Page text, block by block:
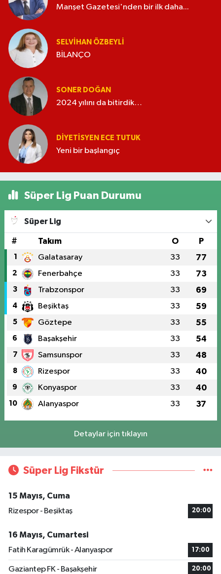
Manşet Gazetesi'nden bir ilk daha...
SELVIHAN ÖZBEYLI
BİLANÇO
SONER DOĞAN
2024 yılını da bitirdik…
DIYETISYEN ECE TUTUK
Yeni bir başlangıç
Süper Lig Puan Durumu
Süper Lig
# Takım O P
1 Galatasaray 33 77
2 Fenerbahçe 33 73
3 Trabzonspor 33 69
4 Beşiktaş 33 59
5 Göztepe 33 55
6 Başakşehir 33 54
7 Samsunspor 33 48
8 Rizespor 33 40
9 Konyaspor 33 40
10 Alanyaspor 33 37
Detaylar için tıklayın
Süper Lig Fikstür
15 Mayıs, Cuma
Rizespor - Beşiktaş
20:00
16 Mayıs, Cumartesi
Fatih Karagümrük - Alanyaspor
17:00
Gaziantep FK - Başakşehir 20:00